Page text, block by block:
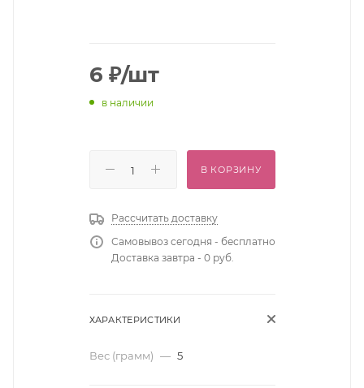
6 ₽/шт
в наличии
В КОРЗИНУ
Рассчитать доставку
Самовывоз сегодня - бесплатно
Доставка завтра - 0 руб.
ХАРАКТЕРИСТИКИ
Вес (грамм) — 5